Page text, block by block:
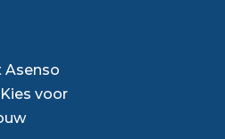
Asenso
voor